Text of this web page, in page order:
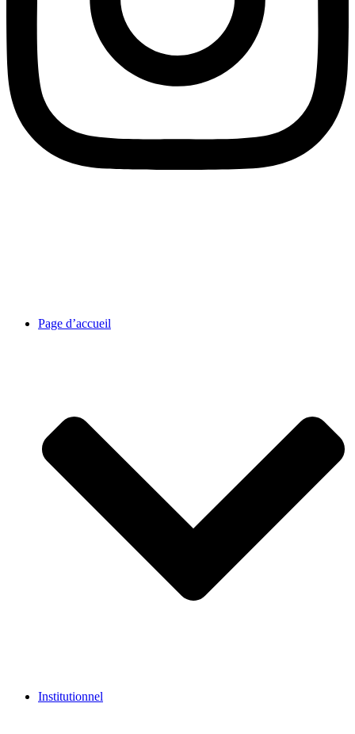
Page d’accueil
Institutionnel